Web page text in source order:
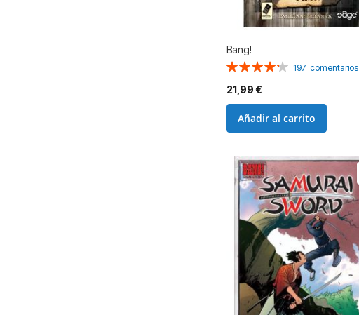
Bang!
Valoración:
197 comentarios
21,99 €
Añadir al carrito